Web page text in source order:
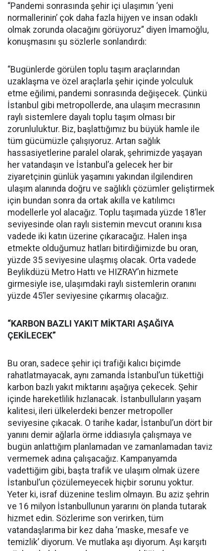
“Pandemi sonrasında şehir içi ulaşımın ‘yeni
normallerinin’ çok daha fazla hijyen ve insan odaklı
olmak zorunda olacağını görüyoruz” diyen İmamoğlu,
konuşmasını şu sözlerle sonlandırdı:
“Bugünlerde görülen toplu taşım araçlarından
uzaklaşma ve özel araçlarla şehir içinde yolculuk
etme eğilimi, pandemi sonrasında değişecek. Çünkü
İstanbul gibi metropollerde, ana ulaşım mecrasının
raylı sistemlere dayalı toplu taşım olması bir
zorunluluktur. Biz, başlattığımız bu büyük hamle ile
tüm gücümüzle çalışıyoruz. Artan sağlık
hassasiyetlerine paralel olarak, şehrimizde yaşayan
her vatandaşın ve İstanbul’a gelecek her bir
ziyaretçinin günlük yaşamını yakından ilgilendiren
ulaşım alanında doğru ve sağlıklı çözümler geliştirmek
için bundan sonra da ortak akılla ve katılımcı
modellerle yol alacağız. Toplu taşımada yüzde 18’ler
seviyesinde olan raylı sistemin mevcut oranını kısa
vadede iki katın üzerine çıkaracağız. Halen inşa
etmekte olduğumuz hatları bitirdiğimizde bu oran,
yüzde 35 seviyesine ulaşmış olacak. Orta vadede
Beylikdüzü Metro Hattı ve HIZRAY’ın hizmete
girmesiyle ise, ulaşımdaki raylı sistemlerin oranını
yüzde 45’ler seviyesine çıkarmış olacağız.
“KARBON BAZLI YAKIT MİKTARI AŞAĞIYA
ÇEKİLECEK”
Bu oran, sadece şehir içi trafiği kalıcı biçimde
rahatlatmayacak, aynı zamanda İstanbul’un tükettiği
karbon bazlı yakıt miktarını aşağıya çekecek. Şehir
içinde hareketlilik hızlanacak. İstanbulluların yaşam
kalitesi, ileri ülkelerdeki benzer metropoller
seviyesine çıkacak. O tarihe kadar, İstanbul’un dört bir
yanını demir ağlarla örme iddiasıyla çalışmaya ve
bugün anlattığım planlamadan ve zamanlamadan taviz
vermemek adına çalışacağız. Kampanyamda
vadettiğim gibi, başta trafik ve ulaşım olmak üzere
İstanbul’un çözülemeyecek hiçbir sorunu yoktur.
Yeter ki, israf düzenine teslim olmayın. Bu aziz şehrin
ve 16 milyon İstanbullunun yararını ön planda tutarak
hizmet edin. Sözlerime son verirken, tüm
vatandaşlarıma bir kez daha ‘maske, mesafe ve
temizlik’ diyorum. Ve mutlaka aşı diyorum. Aşı karşıtı